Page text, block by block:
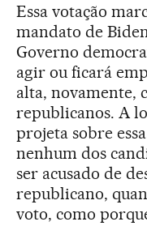
Essa votação
mandato de
Governo
agir ou ficará
alta, novamente,
republicanos. A
projeta sobre
nenhum dos
ser acusado de
republicano,
voto, como